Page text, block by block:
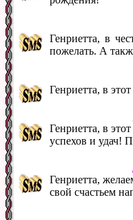
Генриетта, в
пожелать. А
Генриетта, в
Генриетта, в
успехов и удач!
Генриетта,
свой счастьем